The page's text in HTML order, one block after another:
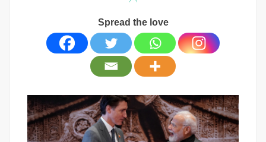
Spread the love